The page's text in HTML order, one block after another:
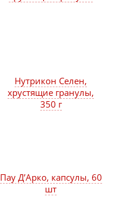
Нутрикон Селен,
хрустящие гранулы,
350 г
Пау Д’Арко, капсулы, 60
шт